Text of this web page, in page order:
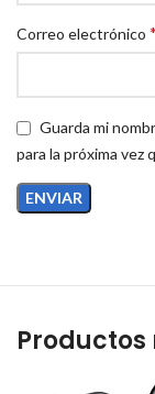
Correo electrónico *
Guarda mi
para la próxima vez